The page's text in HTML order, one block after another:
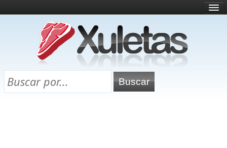
¿Qué es esto?
Directorio
Chuletas para exámenes